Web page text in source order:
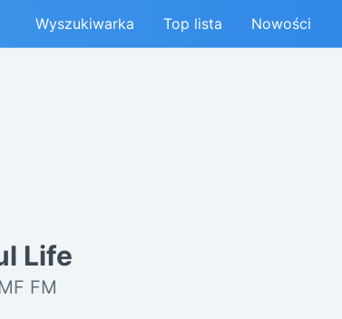
Wyszukiwarka Top lista Nowości
Life
FM